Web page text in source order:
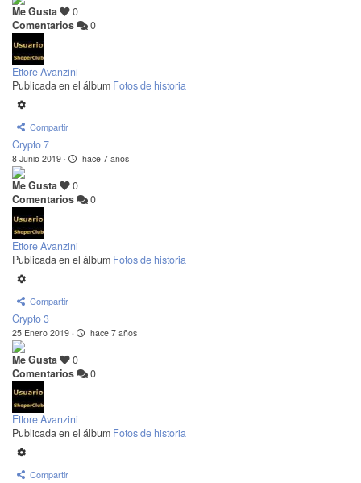
Me Gusta
0
Comentarios
0
Ettore Avanzini
Publicada en el álbum Fotos de historia
Compartir
Crypto 7
8 Junio 2019 · hace 7 años
Me Gusta
0
Comentarios
0
Ettore Avanzini
Publicada en el álbum Fotos de historia
Compartir
Crypto 3
25 Enero 2019 · hace 7 años
Me Gusta
0
Comentarios
0
Ettore Avanzini
Publicada en el álbum Fotos de historia
Compartir